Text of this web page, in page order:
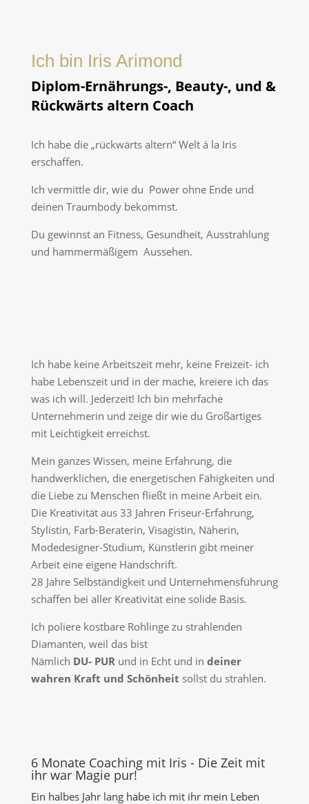
Ich bin Iris Arimond
Diplom-Ernährungs-, Beauty-, und &
Rückwärts altern Coach
Ich habe die „rückwärts altern“ Welt á la Iris
erschaffen.
Ich vermittle dir, wie du Power ohne Ende und
deinen Traumbody bekommst.
Du gewinnst an Fitness, Gesundheit, Ausstrahlung
und hammermäßigem Aussehen.
Ich habe keine Arbeitszeit mehr, keine Freizeit- ich
habe Lebenszeit und in der mache, kreiere ich das
was ich will. Jederzeit! Ich bin mehrfache
Unternehmerin und zeige dir wie du Großartiges
mit Leichtigkeit erreichst.
Mein ganzes Wissen, meine Erfahrung, die
handwerklichen, die energetischen Fähigkeiten und
die Liebe zu Menschen fließt in meine Arbeit ein.
Die Kreativität aus 33 Jahren Friseur-Erfahrung,
Stylistin, Farb-Beraterin, Visagistin, Näherin,
Modedesigner-Studium, Künstlerin gibt meiner
Arbeit eine eigene Handschrift.
28 Jahre Selbständigkeit und Unternehmensführung
schaffen bei aller Kreativität eine solide Basis.
Ich poliere kostbare Rohlinge zu strahlenden
Diamanten, weil das bist
Nämlich DU- PUR und in Echt und in deiner
wahren Kraft und Schönheit sollst du strahlen.
6 Monate Coaching mit Iris - Die Zeit mit
ihr war Magie pur!
Ein halbes Jahr lang habe ich mit ihr mein Leben